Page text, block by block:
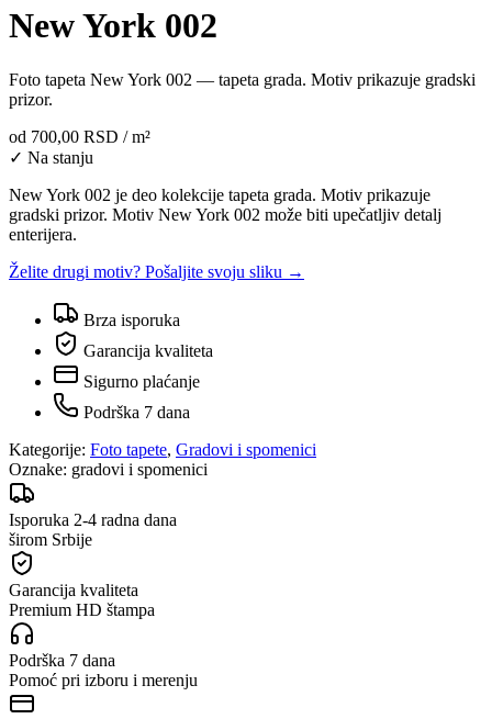
New York 002
Foto tapeta New York 002 — tapeta grada. Motiv prikazuje gradski
prizor.
od 700,00 RSD / m²
✓ Na stanju
New York 002 je deo kolekcije tapeta grada. Motiv prikazuje
gradski prizor. Motiv New York 002 može biti upečatljiv detalj
enterijera.
Želite drugi motiv? Pošaljite svoju sliku →
Brza isporuka
Garancija kvaliteta
Sigurno plaćanje
Podrška 7 dana
Kategorije: Foto tapete, Gradovi i spomenici
Oznake: gradovi i spomenici
Isporuka 2-4 radna dana
širom Srbije
Garancija kvaliteta
Premium HD štampa
Podrška 7 dana
Pomoć pri izboru i merenju